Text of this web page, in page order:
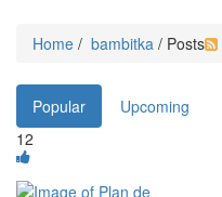
Home / bambitka / Posts
Popular Upcoming
12